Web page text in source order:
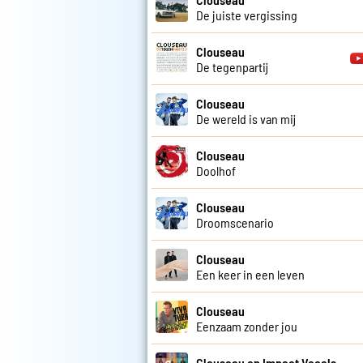
De juiste vergissing
Clouseau
De tegenpartij
Clouseau
De wereld is van mij
Clouseau
Doolhof
Clouseau
Droomscenario
Clouseau
Een keer in een leven
Clouseau
Eenzaam zonder jou